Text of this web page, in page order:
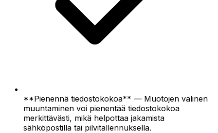
**Pienennä tiedostokokoa** — Muotojen välinen
muuntaminen voi pienentää tiedostokokoa
merkittävästi, mikä helpottaa jakamista
sähköpostilla tai pilvitallennuksella.